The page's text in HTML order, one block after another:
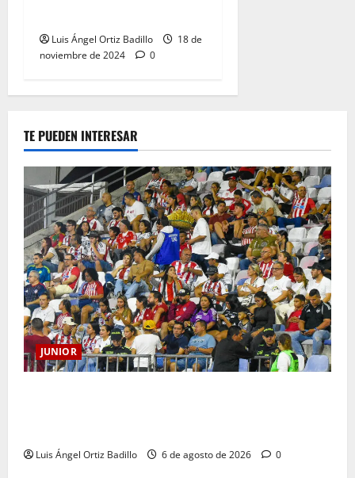
Luis Ángel Ortiz Badillo
18 de
noviembre de 2024
0
TE PUEDEN INTERESAR
JUNIOR
Luis Ángel Ortiz Badillo 6 de agosto de 2026 0